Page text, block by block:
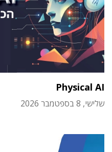
Physical AI
שלישי, 8 בספטמבר 2026